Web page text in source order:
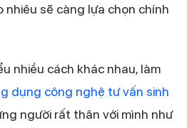
nhiêu sẽ càng lựa chọn chính
nhiều cách khác nhau, làm
dụng công nghệ tư vấn sinh
người rất thân với mình như